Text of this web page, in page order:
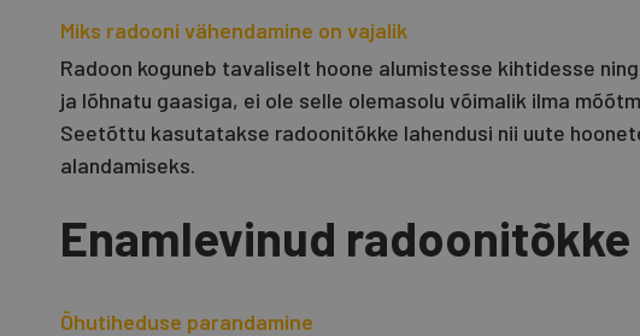
Miks radooni vähendamine on vajalik
Radoon koguneb tavaliselt hoone alumistesse kihtidesse
ja lõhnatu gaasiga, ei ole selle olemasolu võimalik ilma
Seetõttu kasutatakse radoonitõkke lahendusi nii uute
alandamiseks.
Enamlevinud
Õhutiheduse parandamine